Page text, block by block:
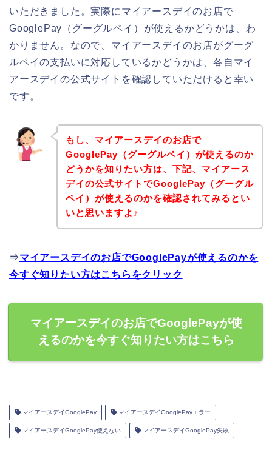
いただきました。実際にマイアースデイのお店で
GooglePay（グーグルペイ）が使えるかどうかは、わ
かりません。なので、マイアースデイのお店がグーグ
ルペイの支払いに対応しているかどうかは、各自マイ
アースデイの公式サイトを確認していただけると幸い
です。
もし、マイアースデイのお店で
GooglePay（グーグルペイ）が使えるのか
どうかを知りたい方は、下記、マイアース
デイの公式サイトでGooglePay（グーグル
ペイ）が使えるのかを確認されてみるとい
いと思いますよ♪
⇒マイアースデイのお店でGooglePayが使えるのかを
今すぐ知りたい方はこちらをクリック
マイアースデイのお店でGooglePayが使
えるのかを今すぐ知りたい方はこちら
マイアースデイGooglePay マイアースデイGooglePayエラー
マイアースデイGooglePay使えない マイアースデイGooglePay失敗